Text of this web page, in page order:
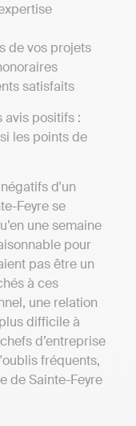
de vos projets
satisfaits
avis positifs :
les points de
d'un
Feyre se
une semaine
pour
pas être un
à ces
une relation
difficile à
d’entreprise
fréquents,
de Sainte-Feyre